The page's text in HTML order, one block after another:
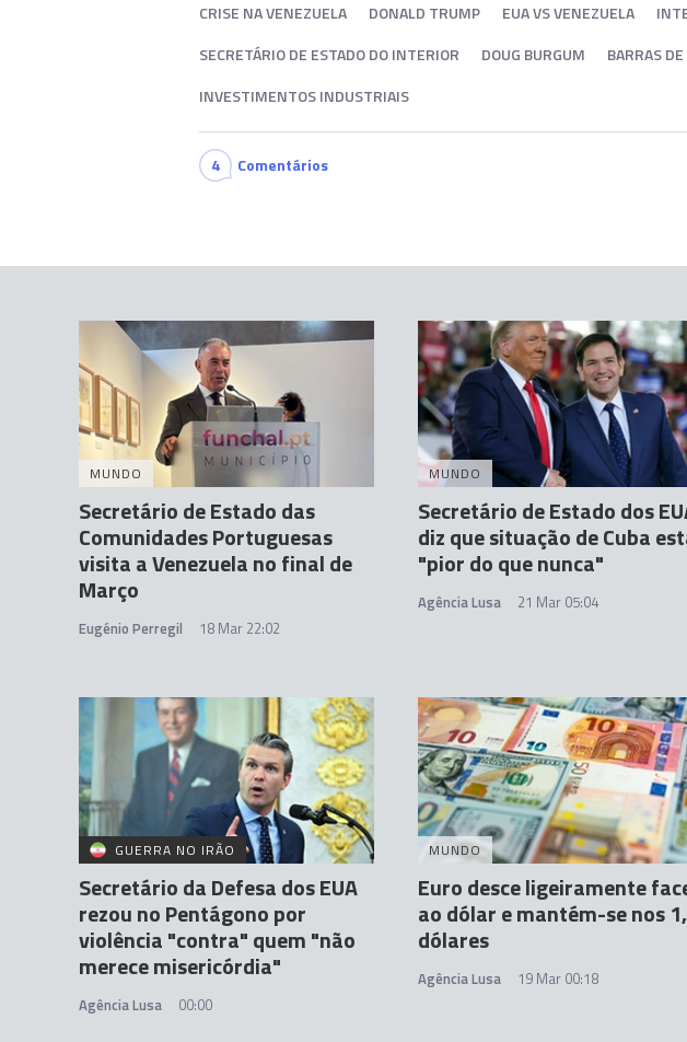
CRISE NA VENEZUELA DONALD TRUMP EUA VS VENEZUELA
SECRETÁRIO DE ESTADO DO INTERIOR
DOUG BURGUM
BARRAS
INVESTIMENTOS INDUSTRIAIS
4 Comentários
MUNDO
Secretário de Estado das
Comunidades Portuguesas
visita a Venezuela no final de
Março
Eugénio Perregil 18 Mar 22:02
MUNDO
Secretário de Estado dos
diz que situação de Cuba
"pior do que nunca"
Agência Lusa 21 Mar 05:04
GUERRA NO IRÃO
Secretário da Defesa dos EUA
rezou no Pentágono por
violência "contra" quem "não
merece misericórdia"
Agência Lusa 00:00
MUNDO
Euro desce ligeiramente
ao dólar e mantém-se nos
dólares
Agência Lusa 19 Mar 00:18